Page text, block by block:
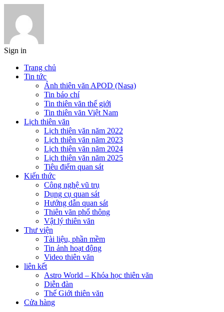
Sign in
Trang chủ
Tin tức
Ảnh thiên văn APOD (Nasa)
Tin báo chí
Tin thiên văn thế giới
Tin thiên văn Việt Nam
Lịch thiên văn
Lịch thiên văn năm 2022
Lịch thiên văn năm 2023
Lịch thiên văn năm 2024
Lịch thiên văn năm 2025
Tiêu điểm quan sát
Kiến thức
Công nghệ vũ trụ
Dụng cụ quan sát
Hướng dẫn quan sát
Thiên văn phổ thông
Vật lý thiên văn
Thư viện
Tài liệu, phần mềm
Tin ảnh hoạt động
Video thiên văn
liên kết
Astro World – Khóa học thiên văn
Diễn đàn
Thế Giới thiên văn
Cửa hàng